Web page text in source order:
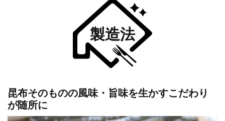
製造法
昆布そのものの風味・旨味を生かすこだわり
が随所に